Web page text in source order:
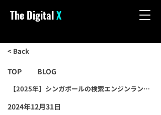
The DigitalX
< Back
TOP BLOG
【2025年】シンガポールの検索エンジンランキ
2024年12月31日